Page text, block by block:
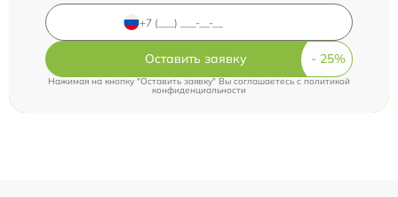
Оставить заявку
Нажимая на кнопку "Оставить заявку" Вы соглашаетесь cполитикой
конфиденциальности